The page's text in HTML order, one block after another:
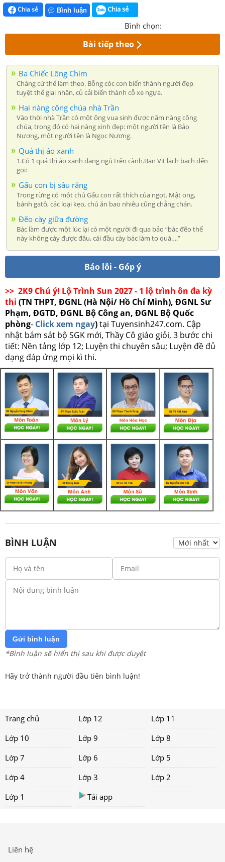
Chia sẻ Bình luận Chia sẻ
Bình chọn:
Bài tiếp theo
Ba Chiếc Lông Chim
Chàng cứ thế làm theo. Bỗng cóc con biến thành người đẹp
tuyệt thế giai nhân, củ cải biến thành cỗ xe ngựa.
Hai nàng công chúa nhà Trần
Vào thời nhà Trần có một ông vua sinh được năm nàng công
chúa, trong đó có hai nàng xinh đẹp: một người tên là Bảo
Nương, một người tên là Ngọc Nương.
Quả thị áo xanh
1.Có 1 quả thị áo xanh đang ngủ trên cành.Bạn Vịt lạch bạch đến
gọi:
Gấu con bị sâu răng
Trong rừng có một chú Gấu con rất thích của ngọt. Mật ong,
bánh gatô, các loại kẹo, chú ăn bao nhiêu cũng chẳng chán.
Đẽo cày giữa đường
Bác làm được một lúc lại có một người đi qua bảo “bác đẽo thế
này không cày được đâu, cái đầu cày bác làm to quá….”
Báo lỗi - Góp ý
>> 2K9 Chú ý! Lộ Trình Sun 2027 - 1 lộ trình ôn đa kỳ
thi (TN THPT, ĐGNL (Hà Nội/ Hồ Chí Minh), ĐGNL Sư
Phạm, ĐGTD, ĐGNL Bộ Công an, ĐGNL Bộ Quốc
phòng- Click xem ngay)tại Tuyensinh247.com. Cập
nhật bám sát bộ SGK mới, Thầy Cô giáo giỏi, 3 bước chi
tiết: Nền tảng lớp 12; Luyện thi chuyên sâu; Luyện đề đủ
dạng đáp ứng mọi kì thi.
BÌNH LUẬN
Gửi bình luận
*Bình luận sẽ hiển thị sau khi được duyệt
Hãy trở thành người đầu tiên bình luận!
Trang chủ Lớp 12
Lớp 11
Lớp 10
Lớp 9
Lớp 8
Lớp 7
Lớp 6
Lớp 5
Lớp 4
Lớp 3
Lớp 2
Lớp 1
Tải app
Liên hệ